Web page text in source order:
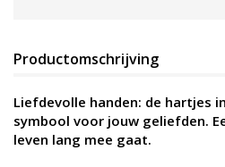
Productomschrijving
Liefdevolle handen: de hartjes
symbool voor jouw geliefden.
leven lang mee gaat.